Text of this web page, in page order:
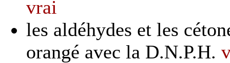
vrai
les aldéhydes et les
orangé avec la D.N.P.H.